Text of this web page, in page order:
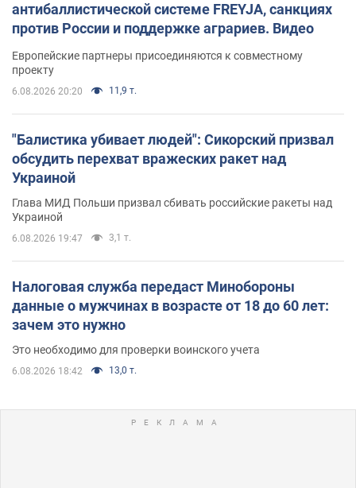
антибаллистической системе FREYJA, санкциях
против России и поддержке аграриев. Видео
Европейские партнеры присоединяются к совместному
проекту
6.08.2026 20:20 11,9 т.
"Балистика убивает людей": Сикорский призвал
обсудить перехват вражеских ракет над
Украиной
Глава МИД Польши призвал сбивать российские ракеты над
Украиной
6.08.2026 19:47 3,1 т.
Налоговая служба передаст Минобороны
данные о мужчинах в возрасте от 18 до 60 лет:
зачем это нужно
Это необходимо для проверки воинского учета
6.08.2026 18:42 13,0 т.